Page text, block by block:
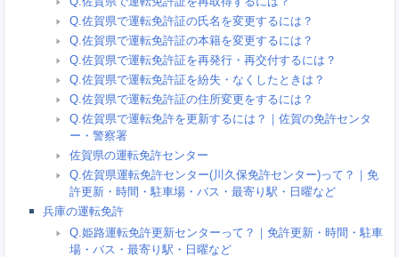
Q.佐賀県で運転免許証の氏名を変更するには？
Q.佐賀県で運転免許証の本籍を変更するには？
Q.佐賀県で運転免許証を再発行・再交付するには？
Q.佐賀県で運転免許証を紛失・なくしたときは？
Q.佐賀県で運転免許証の住所変更をするには？
Q.佐賀県で運転免許を更新するには？｜佐賀の免許センタ
ー・警察署
佐賀県の運転免許センター
Q.佐賀県運転免許センター(川久保免許センター)って？｜免
許更新・時間・駐車場・バス・最寄り駅・日曜など
兵庫の運転免許
Q.姫路運転免許更新センターって？｜免許更新・時間・駐車
場・バス・最寄り駅・日曜など